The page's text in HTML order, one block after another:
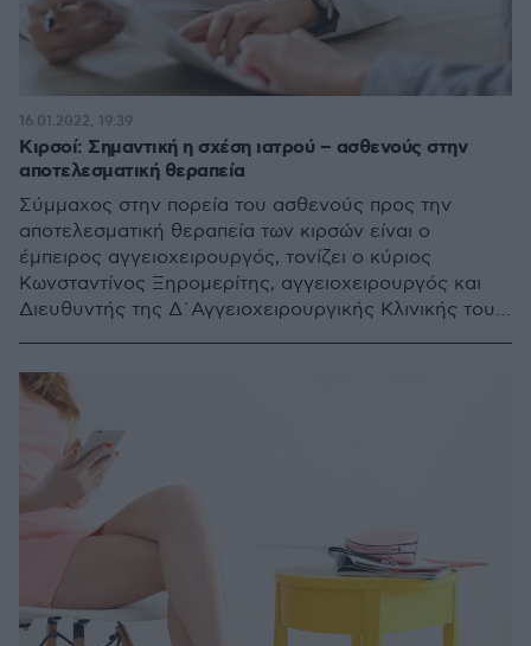
Κιρσοί: Σημαντική η σχέση ιατρού – ασθενούς στην
αποτελεσματική θεραπεία
Σύμμαχος στην πορεία του ασθενούς προς την
αποτελεσματική θεραπεία των κιρσών είναι ο
έμπειρος αγγειοχειρουργός, τονίζει ο κύριος
Κωνσταντίνος Ξηρομερίτης, αγγειοχειρουργός και
Διευθυντής της Δ´Αγγειοχειρουργικής Κλινικής του
16.01.2022, 19:39